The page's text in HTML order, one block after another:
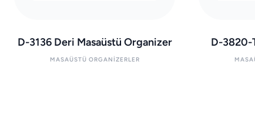
D-3136 Deri Masaüstü Organizer
MASAÜSTÜ ORGANIZERLER
D-3820-